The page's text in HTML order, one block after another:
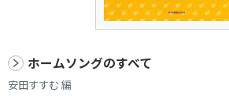
ホームソングのすべて
安田すすむ 編